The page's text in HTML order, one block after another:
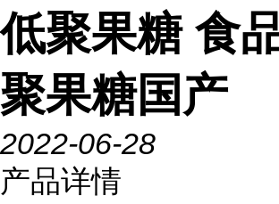
低聚果糖 食
聚果糖国产
2022-06-28
产品详情